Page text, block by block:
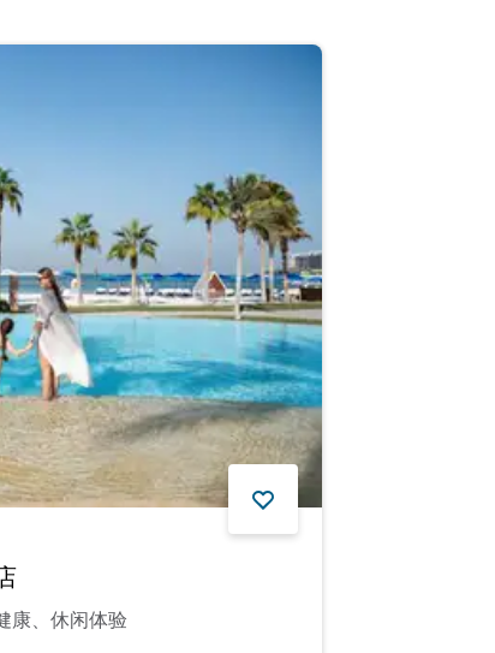
康、休闲体验